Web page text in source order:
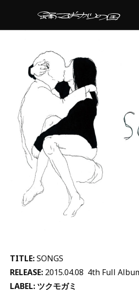
TITLE:SONGS
RELEASE: 2015.04.08 4th Full
LABEL: ツクモガミ